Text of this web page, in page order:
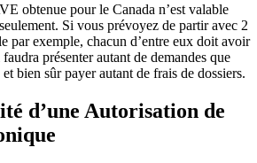
obtenue pour le Canada n’est valable
Si vous prévoyez de partir avec 2
par exemple, chacun d’entre eux doit avoir
présenter autant de demandes que
bien sûr payer autant de frais de dossiers.
d’une Autorisation de